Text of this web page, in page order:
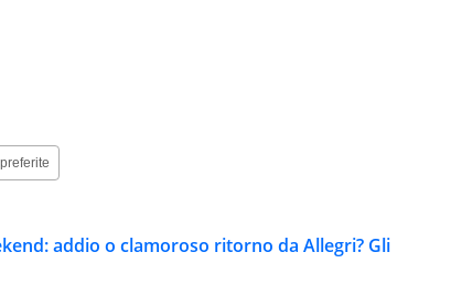
addio o clamoroso ritorno da Allegri? Gli